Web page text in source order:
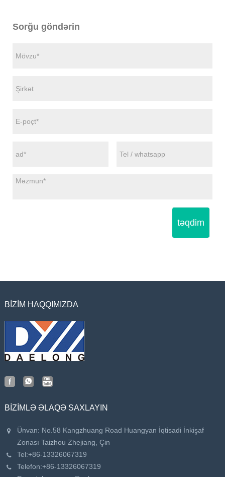
Sorğu göndərin
təqdim
BIZIM HAQQIMIZDA
BIZIMLƏ ƏLAQƏ SAXLAYIN
Ünvan: No.58 Kangzhuang Road Huangyan İqtisadi İnkişaf
Zonası Taizhou Zhejiang, Çin
Tel:+86-13326067319
Telefon:+86-13326067319